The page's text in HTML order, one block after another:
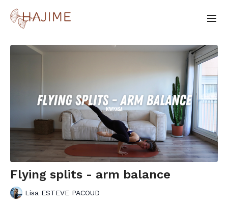
Flying splits - arm balance
Lisa ESTEVE PACOUD